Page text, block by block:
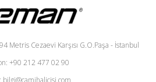
Metris Cezaevi Karşısı G.O.Paşa - İstanbul
+90 212 477 02 90